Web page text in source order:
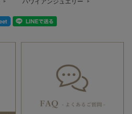
ハワイアンジュエリー